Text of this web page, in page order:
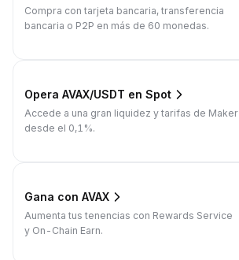
Compra con tarjeta bancaria, transferencia
bancaria o P2P en más de 60 monedas.
Opera AVAX/USDT en Spot
Accede a una gran liquidez y tarifas de Maker
desde el 0,1%.
Gana con AVAX
Aumenta tus tenencias con Rewards Service
y On-Chain Earn.